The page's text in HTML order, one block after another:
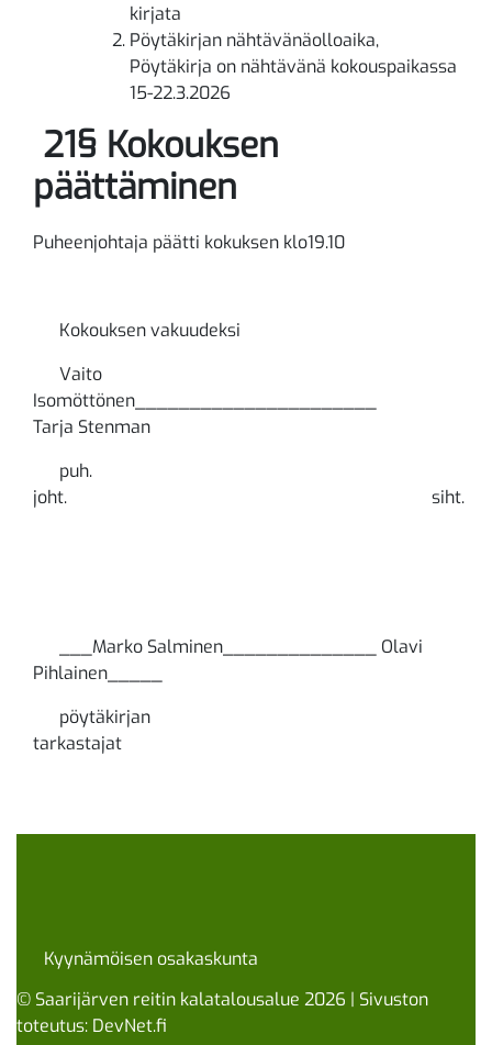
kirjata
Pöytäkirjan nähtävänäolloaika,
Pöytäkirja on nähtävänä kokouspaikassa
15-22.3.2026
21§ Kokouksen
päättäminen
Puheenjohtaja päätti kokuksen klo19.10
Kokouksen vakuudeksi
Vaito
Isomöttönen______________________
Tarja Stenman
puh.
joht. siht.
___Marko Salminen______________ Olavi
Pihlainen_____
pöytäkirjan
Kyynämöisen osakaskunta
© Saarijärven reitin kalatalousalue 2026 | Sivuston
toteutus: DevNet.fi